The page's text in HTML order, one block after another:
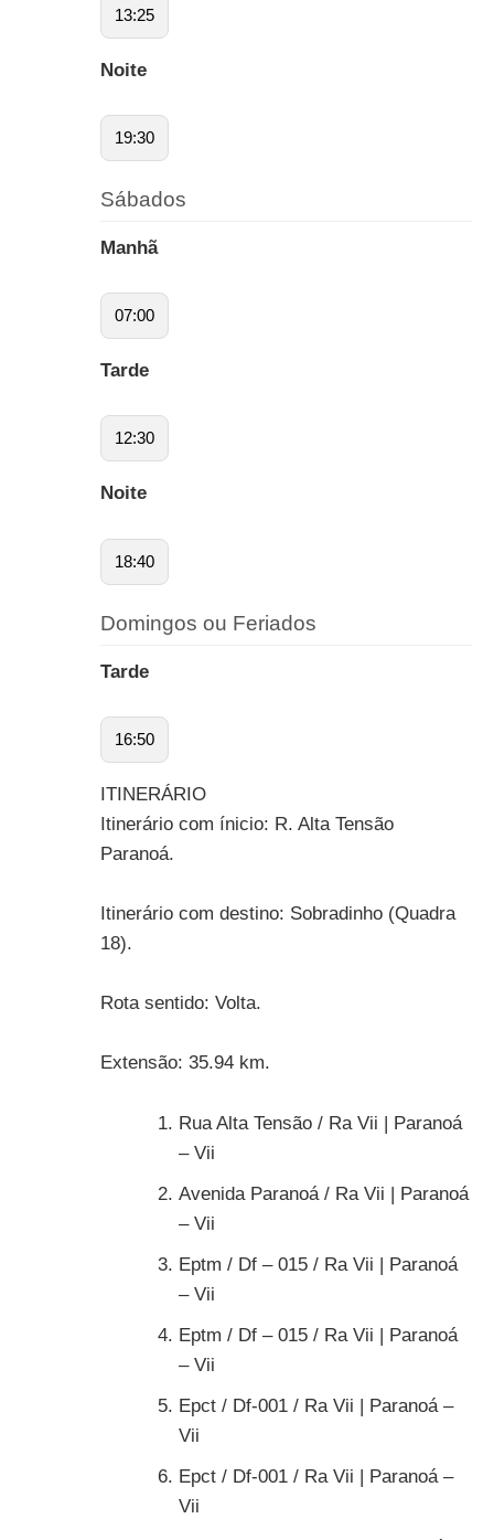
13:25
Noite
19:30
Sábados
Manhã
07:00
Tarde
12:30
Noite
18:40
Domingos ou Feriados
Tarde
16:50
ITINERÁRIO
Itinerário com ínicio: R. Alta Tensão
Paranoá.
Itinerário com destino: Sobradinho (Quadra
18).
Rota sentido: Volta.
Extensão: 35.94 km.
Rua Alta Tensão / Ra Vii | Paranoá
– Vii
Avenida Paranoá / Ra Vii | Paranoá
– Vii
Eptm / Df – 015 / Ra Vii | Paranoá
– Vii
Eptm / Df – 015 / Ra Vii | Paranoá
– Vii
Epct / Df-001 / Ra Vii | Paranoá –
Vii
Epct / Df-001 / Ra Vii | Paranoá –
Vii